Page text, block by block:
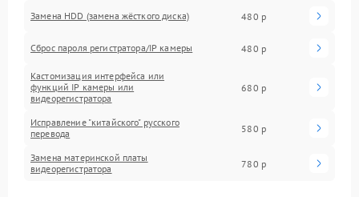
Замена HDD (замена жёсткого диска) 480 р
Сброс пароля регистратора/IP камеры 480 р
Кастомизация интерфейса или
функций IP камеры или
видеорегистратора
680 р
Исправление "китайского" русского
перевода
580 р
Замена материнской платы
видеорегистратора
780 р